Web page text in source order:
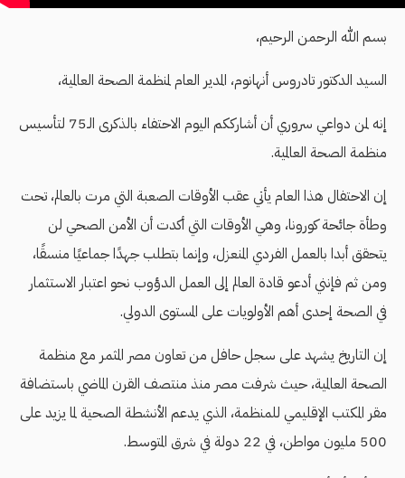
بسم الله الرحمن الرحيم،
السيد الدكتور تادروس أنهانوم، المدير العام لمنظمة الصحة العالمية،
إنه لمن دواعي سروري أن أشارككم اليوم الاحتفاء بالذكرى الـ75 لتأسيس
منظمة الصحة العالمية.
إن الاحتفال هذا العام يأتي عقب الأوقات الصعبة التي مرت بالعالم، تحت
وطأة جائحة كورونا، وهي الأوقات التي أكدت أن الأمن الصحي لن
يتحقق أبدا بالعمل الفردي المنعزل، وإنما بتطلب جهدًا جماعيًا منسقًا،
ومن ثم فإنني أدعو قادة العالم إلى العمل الدؤوب نحو اعتبار الاستثمار
في الصحة إحدى أهم الأولويات على المستوى الدولي.
إن التاريخ يشهد على سجل حافل من تعاون مصر المثمر مع منظمة
الصحة العالمية، حيث شرفت مصر منذ منتصف القرن الماضي باستضافة
مقر المكتب الإقليمي للمنظمة، الذي يدعم الأنشطة الصحية لما يزيد على
500 مليون مواطن، في 22 دولة في شرق المتوسط.